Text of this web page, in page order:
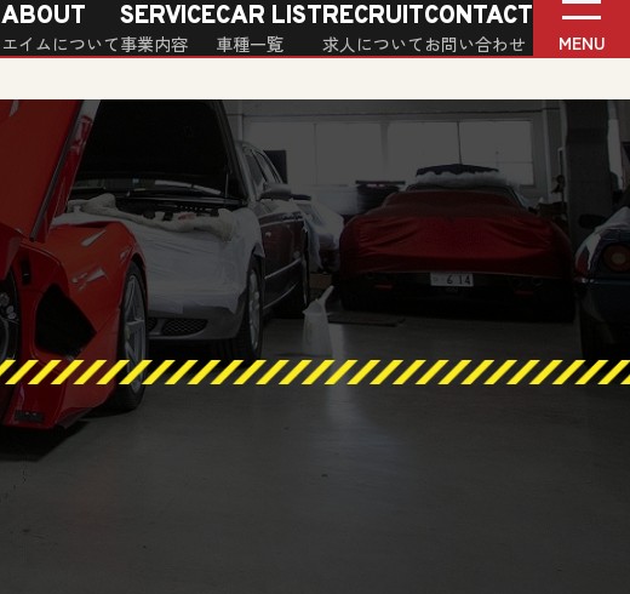
ABOUT
エイムについて
SERVICE
事業内容
CAR LIST
車種一覧
RECRUIT
求人について
CONTACT
お問い合わせ MENU